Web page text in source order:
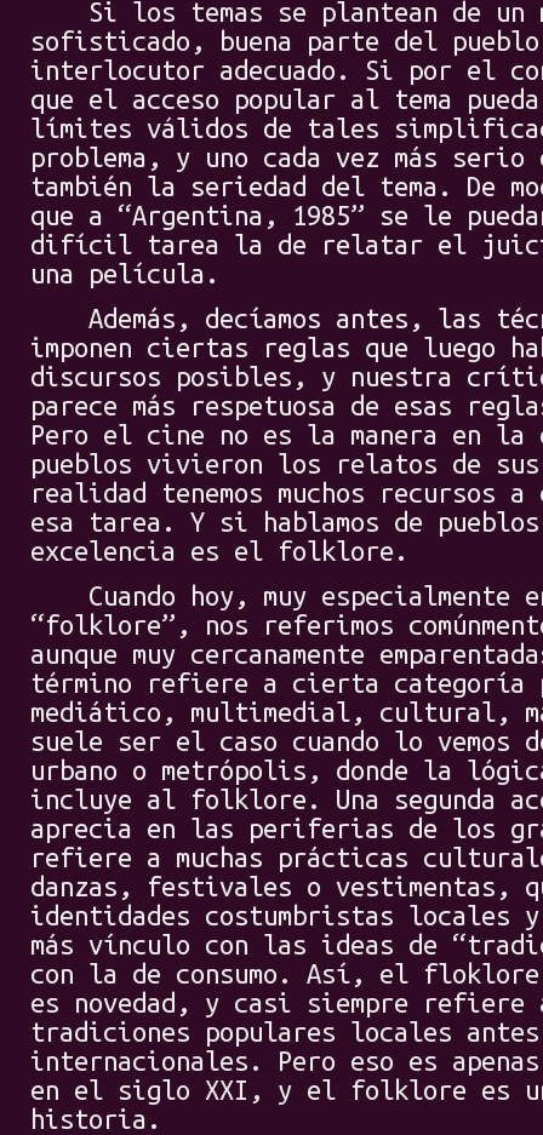
Si los temas se plantean de un
sofisticado, buena parte del pueblo
interlocutor adecuado. Si por el
que el acceso popular al tema
límites válidos de tales
problema, y uno cada vez más serio
también la seriedad del tema. De
que a “Argentina, 1985” se le
difícil tarea la de relatar el
una película.
Además, decíamos antes, las
imponen ciertas reglas que luego
discursos posibles, y nuestra
parece más respetuosa de esas
Pero el cine no es la manera en la
pueblos vivieron los relatos de
realidad tenemos muchos recursos a
esa tarea. Y si hablamos de
excelencia es el folklore.
Cuando hoy, muy especialmente
“folklore”, nos referimos
aunque muy cercanamente
término refiere a cierta categoría
mediático, multimedial, cultural,
suele ser el caso cuando lo vemos
urbano o metrópolis, donde la
incluye al folklore. Una segunda
aprecia en las periferias de los
refiere a muchas prácticas
danzas, festivales o vestimentas,
identidades costumbristas locales
más vínculo con las ideas de
con la de consumo. Así, el floklore
es novedad, y casi siempre refiere
tradiciones populares locales
internacionales. Pero eso es
en el siglo XXI, y el folklore es un
historia.